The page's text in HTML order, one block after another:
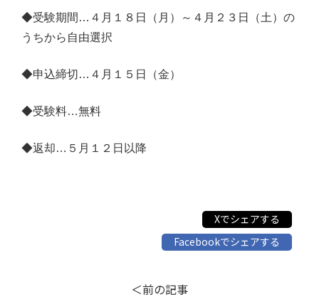
◆受験期間…４月１８日（月）～４月２３日（土）の
うちから自由選択
◆申込締切…４月１５日（金）
◆受験料…無料
◆返却…５月１２日以降
Xでシェアする
Facebookでシェアする
＜前の記事